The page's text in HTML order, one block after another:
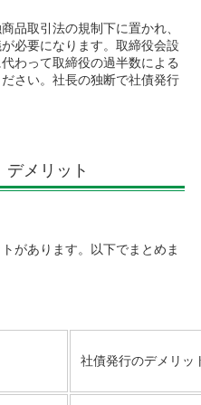
品取引法の規制下に置かれ、
必要になります。取締役会設
わって取締役の過半数による
さい。社長の独断で社債発行
メリット
があります。以下でまとめま
社債発行のデメリッ